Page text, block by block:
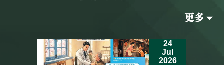
24
Jul
2026